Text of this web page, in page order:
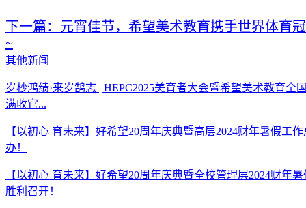
下一篇：元宵佳节，希望美术教育携手世界体育
~
其他新闻
岁杪鸿绩·来岁鹄志 | HEPC2025美育者大会暨希望美术教育全
满收官...
【以初心 育未来】好希望20周年庆典暨高层2024财年暑假工
办！
【以初心 育未来】好希望20周年庆典暨全校管理层2024财年
胜利召开！